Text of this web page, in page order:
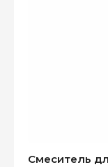
Смеситель